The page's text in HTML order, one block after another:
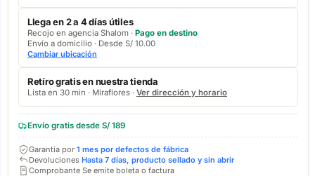
Llega en 2 a 4 días útiles
Recojo en agencia Shalom · Pago en destino
Envío a domicilio · Desde S/ 10.00
Cambiar ubicación
Retíro gratis en nuestra tienda
Lista en 30 min · Miraflores · Ver dirección y horario
Envío gratis desde S/ 189
Garantía por 1 mes por defectos de fábrica
Devoluciones Hasta 7 días, producto sellado y sin abrir
Comprobante Se emite boleta o factura